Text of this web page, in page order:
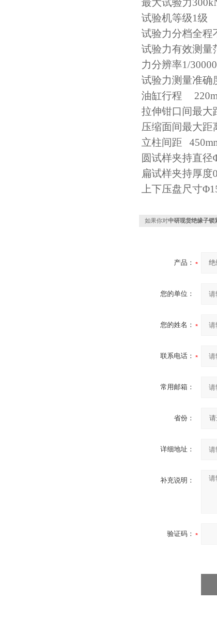
最大试验力
试验机等级1级
试验力分档全程
试验力有效测量
力分辨率1/
试验力测量准确
油缸行程
拉伸钳口间最大
压缩面间最大距
立柱间距
圆试样夹持直径
扁试样夹持厚度
上下压盘尺寸
如果你对中研现货绝缘子锁
产品：
您的单位：
您的姓名：
联系电话：
常用邮箱：
省份：
详细地址：
补充说明：
验证码：